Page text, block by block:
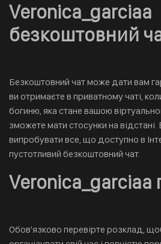
Veronica_garciaa
безкоштовний
Безкоштовний чат може дати вам
ви отримаєте в приватному чаті,
богиню, яка стане вашою
зможете мати стосунки на
випробувати все, що доступно в
пустотливий безкоштовний чат.
Veronica_garciaa
Обов'язково перевірте розклад,